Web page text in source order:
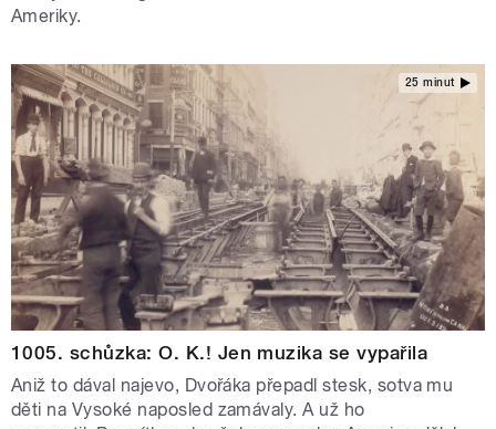
Ameriky.
25 minut
1005. schůzka: O. K.! Jen muzika se vypařila
Aniž to dával najevo, Dvořáka přepadl stesk, sotva mu
děti na Vysoké naposled zamávaly. A už ho